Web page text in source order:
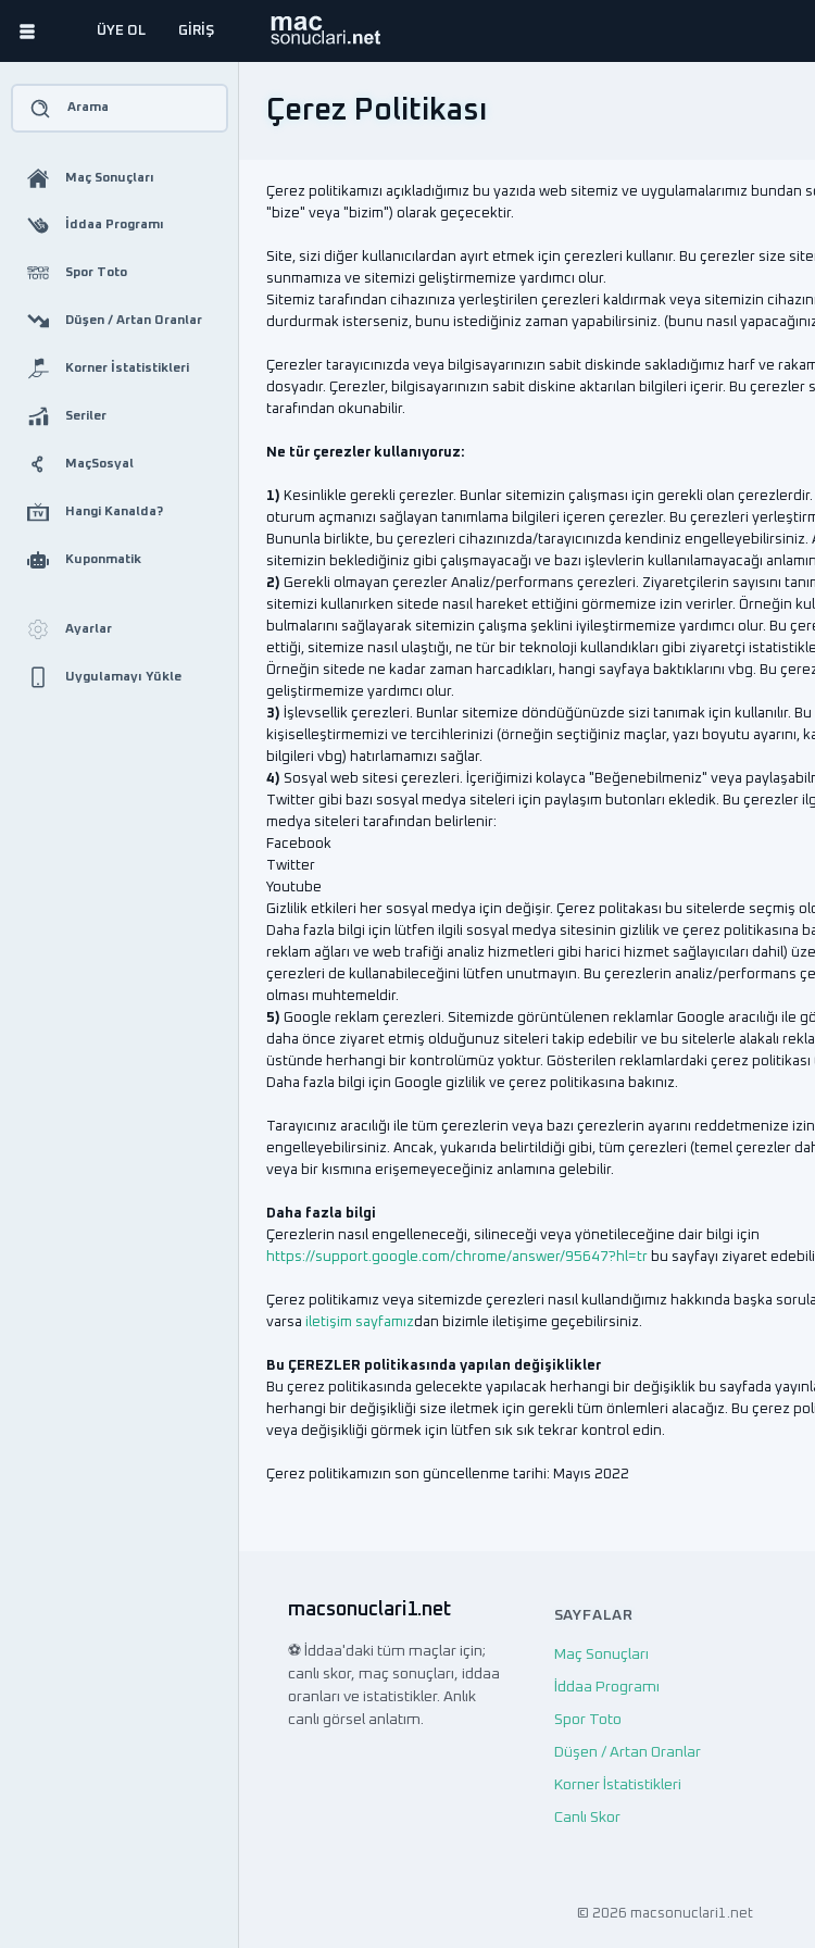
ÜYE OL GİRİŞ
Arama
Maç Sonuçları
İddaa Programı
Spor Toto
Düşen / Artan Oranlar
Korner İstatistikleri
Seriler
MaçSosyal
Hangi Kanalda?
Kuponmatik
Ayarlar
Uygulamayı Yükle
Çerez Politikası
Çerez politikamızı açıkladığımız bu yazıda web sitemiz ve uygulamalarımız
"bize" veya "bizim") olarak geçecektir.
Site, sizi diğer kullanıcılardan ayırt etmek için çerezleri kullanır. Bu çerezler size
sunmamıza ve sitemizi geliştirmemize yardımcı olur.
Sitemiz tarafından cihazınıza yerleştirilen çerezleri kaldırmak veya sitemizin
durdurmak isterseniz, bunu istediğiniz zaman yapabilirsiniz. (bunu nasıl yapacağınızı
Çerezler tarayıcınızda veya bilgisayarınızın sabit diskinde sakladığımız harf ve
dosyadır. Çerezler, bilgisayarınızın sabit diskine aktarılan bilgileri içerir. Bu
tarafından okunabilir.
Ne tür çerezler kullanıyoruz:
1) Kesinlikle gerekli çerezler. Bunlar sitemizin çalışması için gerekli olan
oturum açmanızı sağlayan tanımlama bilgileri içeren çerezler. Bu çerezleri
Bununla birlikte, bu çerezleri cihazınızda/tarayıcınızda kendiniz engelleyebilirsiniz.
sitemizin beklediğiniz gibi çalışmayacağı ve bazı işlevlerin kullanılamayacağı
2) Gerekli olmayan çerezler Analiz/performans çerezleri. Ziyaretçilerin sayısını
sitemizi kullanırken sitede nasıl hareket ettiğini görmemize izin verirler. Örneğin
bulmalarını sağlayarak sitemizin çalışma şeklini iyileştirmemize yardımcı olur. Bu
ettiği, sitemize nasıl ulaştığı, ne tür bir teknoloji kullandıkları gibi ziyaretçi
Örneğin sitede ne kadar zaman harcadıkları, hangi sayfaya baktıklarını vbg. Bu
geliştirmemize yardımcı olur.
3) İşlevsellik çerezleri. Bunlar sitemize döndüğünüzde sizi tanımak için kullanılır.
kişiselleştirmemizi ve tercihlerinizi (örneğin seçtiğiniz maçlar, yazı boyutu ayarını,
bilgileri vbg) hatırlamamızı sağlar.
4) Sosyal web sitesi çerezleri. İçeriğimizi kolayca "Beğenebilmeniz" veya
Twitter gibi bazı sosyal medya siteleri için paylaşım butonları ekledik. Bu çerezler
medya siteleri tarafından belirlenir:
Facebook
Twitter
Youtube
Gizlilik etkileri her sosyal medya için değişir. Çerez politakası bu sitelerde seçmiş
Daha fazla bilgi için lütfen ilgili sosyal medya sitesinin gizlilik ve çerez politikasına
reklam ağları ve web trafiği analiz hizmetleri gibi harici hizmet sağlayıcıları dahil)
çerezleri de kullanabileceğini lütfen unutmayın. Bu çerezlerin analiz/performans
olması muhtemeldir.
5) Google reklam çerezleri. Sitemizde görüntülenen reklamlar Google aracılığı ile
daha önce ziyaret etmiş olduğunuz siteleri takip edebilir ve bu sitelerle alakalı
üstünde herhangi bir kontrolümüz yoktur. Gösterilen reklamlardaki çerez politikası
Daha fazla bilgi için Google gizlilik ve çerez politikasına bakınız.
Tarayıcınız aracılığı ile tüm çerezlerin veya bazı çerezlerin ayarını reddetmenize
engelleyebilirsiniz. Ancak, yukarıda belirtildiği gibi, tüm çerezleri (temel çerezler
veya bir kısmına erişemeyeceğiniz anlamına gelebilir.
Daha fazla bilgi
Çerezlerin nasıl engelleneceği, silineceği veya yönetileceğine dair bilgi için
https://support.google.com/chrome/answer/95647?hl=tr bu sayfayı ziyaret
Çerez politikamız veya sitemizde çerezleri nasıl kullandığımız hakkında başka
varsa iletişim sayfamızdan bizimle iletişime geçebilirsiniz.
Bu ÇEREZLER politikasında yapılan değişiklikler
Bu çerez politikasında gelecekte yapılacak herhangi bir değişiklik bu sayfada
herhangi bir değişikliği size iletmek için gerekli tüm önlemleri alacağız. Bu çerez
veya değişikliği görmek için lütfen sık sık tekrar kontrol edin.
Çerez politikamızın son güncellenme tarihi: Mayıs 2022
macsonuclari1.net
⚽ İddaa'daki tüm maçlar için;
canlı skor, maç sonuçları, iddaa
oranları ve istatistikler. Anlık
canlı görsel anlatım.
SAYFALAR
Maç Sonuçları
İddaa Programı
Spor Toto
Düşen / Artan Oranlar
Korner İstatistikleri
Canlı Skor
© 2026 macsonuclari1.net